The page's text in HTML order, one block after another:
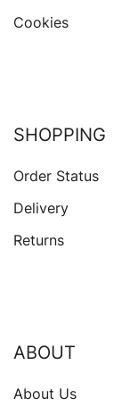
Cookies
SHOPPING
Order Status
Delivery
Returns
ABOUT
About Us